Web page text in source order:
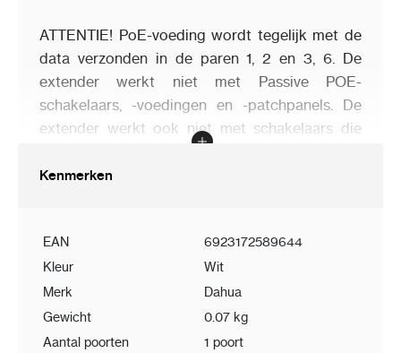
ATTENTIE! PoE-voeding wordt tegelijk met de
data verzonden in de paren 1, 2 en 3, 6. De
extender werkt niet met Passive POE-
schakelaars, -voedingen en -patchpanels. De
extender werkt ook niet met schakelaars die
8).
Kenmerken
EAN
6923172589644
Kleur
Wit
Merk
Dahua
Gewicht
0.07 kg
Aantal poorten
1 poort